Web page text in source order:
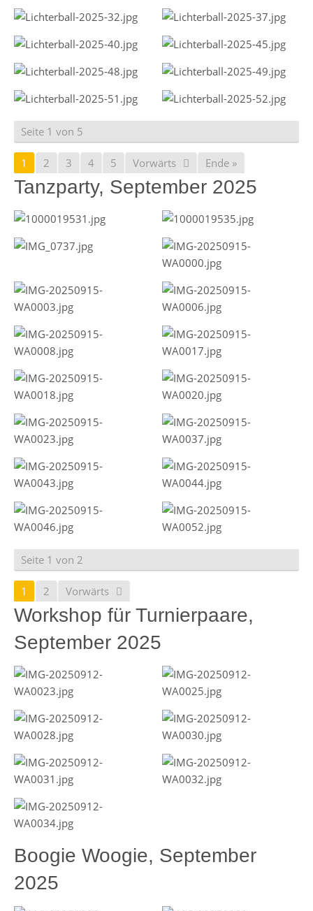
Seite 1 von 5
1 2 3 4 5 Vorwärts Ende »
Tanzparty, September 2025
Seite 1 von 2
1 2 Vorwärts
Workshop für Turnierpaare,
September 2025
Boogie Woogie, September
2025